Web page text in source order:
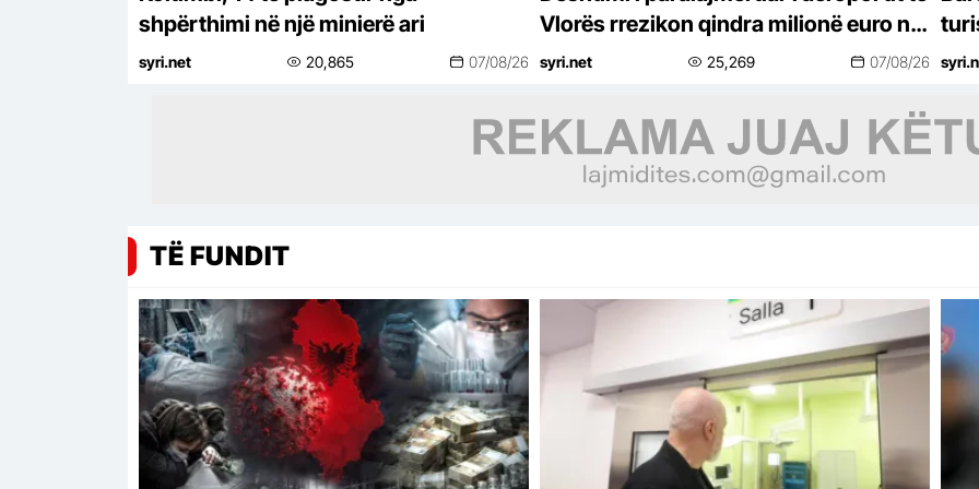
shpërthimi në një minierë ari
syri.net 20,865 07/08/26
Vlorës rrezikon qindra milionë euro në
arbitrazh
syri.net 25,269 07/08/26
TË FUNDIT